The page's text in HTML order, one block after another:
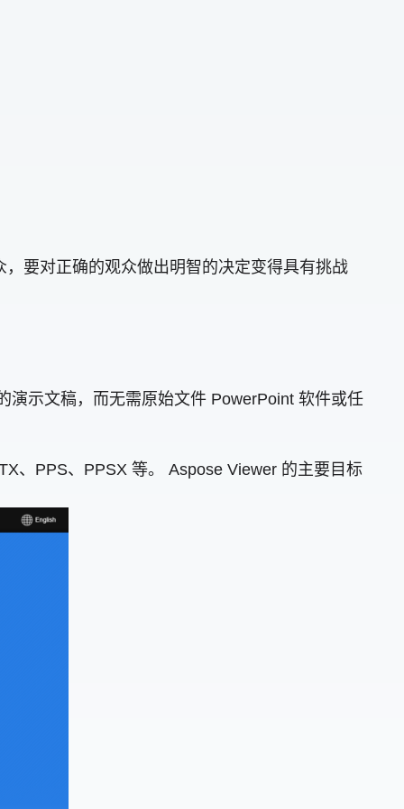
要对正确的观众做出明智的决定变得具有挑战
示文稿，而无需原始文件 PowerPoint 软件或任
、PPS、PPSX 等。 Aspose Viewer 的主要目标